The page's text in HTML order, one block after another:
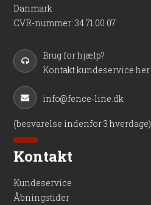
Danmark
CVR-nummer: 34 71 00 07
Brug for hjælp?
Kontakt kundeservice her
info@fence-line.dk
(besvarelse indenfor 3 hverdage)
Kontakt
Kundeservice
Åbningstider